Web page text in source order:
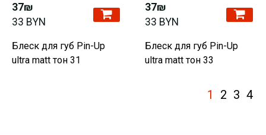
37₪
33 BYN
Блеск для губ Pin-Up
ultra matt тон 31
37₪
33 BYN
Блеск для губ Pin-Up
ultra matt тон 33
1 2 3 4